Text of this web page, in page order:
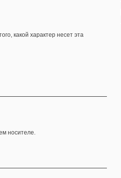
какой характер несет эта
носителе.